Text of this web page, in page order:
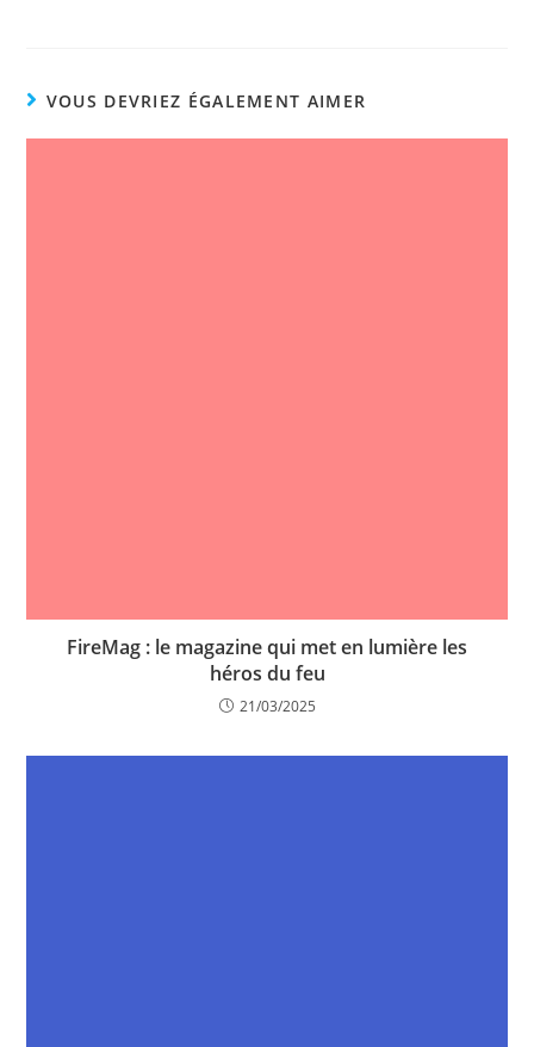
VOUS DEVRIEZ ÉGALEMENT AIMER
FireMag : le magazine qui met en lumière les
héros du feu
21/03/2025